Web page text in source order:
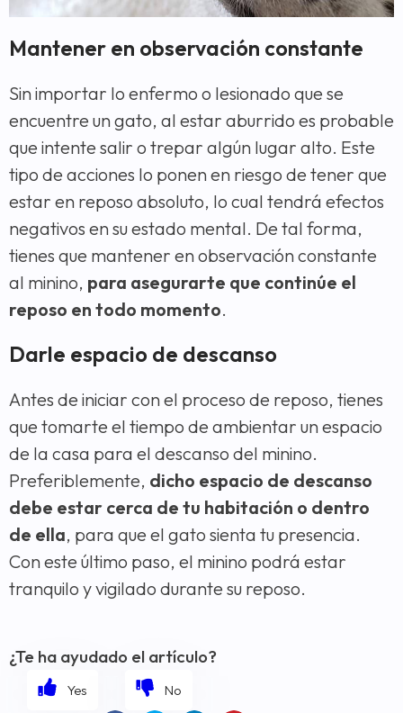
Mantener en observación constante
Sin importar lo enfermo o lesionado que se
encuentre un gato, al estar aburrido es probable
que intente salir o trepar algún lugar alto. Este
tipo de acciones lo ponen en riesgo de tener que
estar en reposo absoluto, lo cual tendrá efectos
negativos en su estado mental. De tal forma,
tienes que mantener en observación constante
al minino, para asegurarte que continúe el
reposo en todo momento.
Darle espacio de descanso
Antes de iniciar con el proceso de reposo, tienes
que tomarte el tiempo de ambientar un espacio
de la casa para el descanso del minino.
Preferiblemente, dicho espacio de descanso
debe estar cerca de tu habitación o dentro
de ella, para que el gato sienta tu presencia.
Con este último paso, el minino podrá estar
tranquilo y vigilado durante su reposo.
¿Te ha ayudado el artículo?